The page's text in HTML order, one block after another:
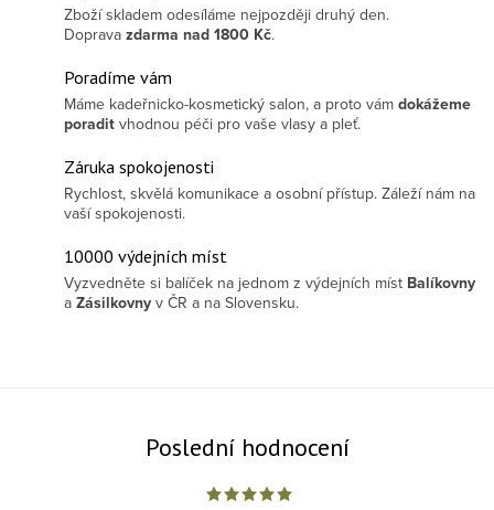
Zboží skladem odesíláme nejpozději druhý den.
Doprava zdarma nad 1800 Kč.
Poradíme vám
Máme kadeřnicko-kosmetický salon, a proto vám dokážeme
poradit vhodnou péči pro vaše vlasy a pleť.
Záruka spokojenosti
Rychlost, skvělá komunikace a osobní přístup. Záleží nám na
vaší spokojenosti.
10000 výdejních míst
Vyzvedněte si balíček na jednom z výdejních míst Balíkovny
a Zásilkovny v ČR a na Slovensku.
Poslední hodnocení